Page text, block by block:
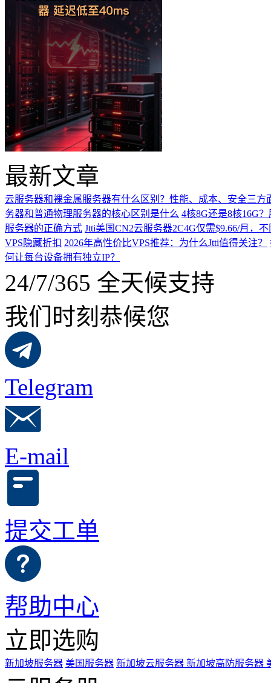
最新文章
云服务器和裸金属服务器有什么区别？性能、成本、安全三方
务器和普通物理服务器的核心区别是什么 4核8G还是8核16G
服务器的正确方式 Jtti美国CN2云服务器2C4G仅需$9.66/月，
VPS隐藏折扣 2026年高性价比VPS推荐：为什么Jtti值得关注？
何让每台设备拥有独立IP？
24/7/365 全天候支持
我们时刻恭候您
Telegram
E-mail
提交工单
帮助中心
立即选购
新加坡服务器 美国服务器 新加坡云服务器 新加坡高防服务器